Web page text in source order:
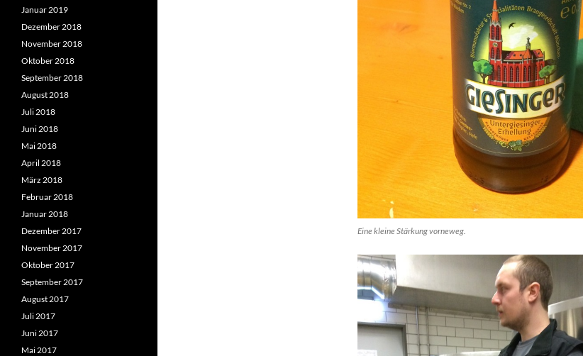
Eine kleine Stärkung vorneweg.
Januar 2019
Dezember 2018
November 2018
Oktober 2018
September 2018
August 2018
Juli 2018
Juni 2018
Mai 2018
April 2018
März 2018
Februar 2018
Januar 2018
Dezember 2017
November 2017
Oktober 2017
September 2017
August 2017
Juli 2017
Juni 2017
Mai 2017